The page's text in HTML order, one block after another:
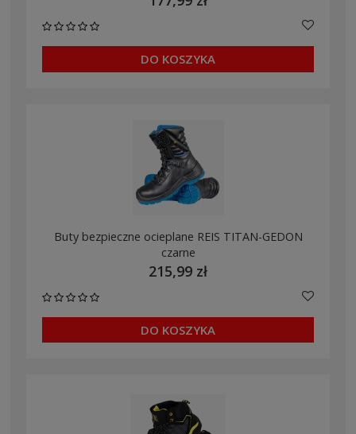
DO KOSZYKA
Buty bezpieczne ocieplane REIS TITAN-GEDON
czarne
215,99 zł
DO KOSZYKA